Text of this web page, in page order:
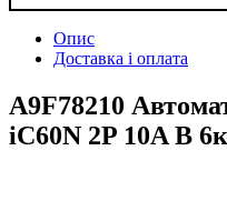
Опис
Доставка і оплата
A9F78210
iC60N 2P 10A В